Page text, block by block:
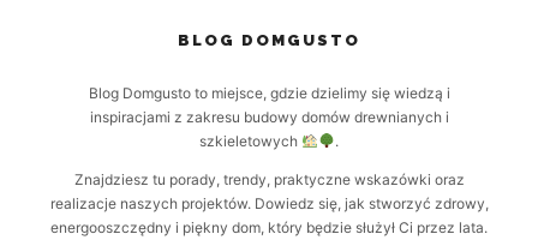
BLOG DOMGUSTO
Blog Domgusto to miejsce, gdzie dzielimy się wiedzą i
inspiracjami z zakresu budowy domów drewnianych i
szkieletowych
.
Znajdziesz tu porady, trendy, praktyczne wskazówki oraz
realizacje naszych projektów. Dowiedz się, jak stworzyć zdrowy,
energooszczędny i piękny dom, który będzie służył Ci przez lata.